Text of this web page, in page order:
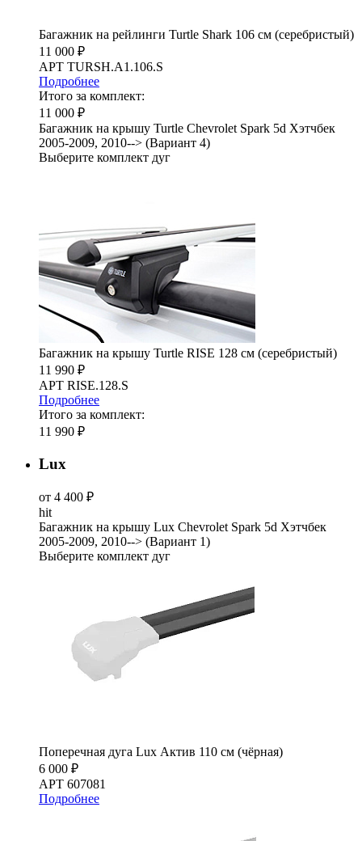
Багажник на рейлинги Turtle Shark 106 см (серебристый)
11 000 ₽
АРТ TURSH.A1.106.S
Подробнее
Итого за комплект:
11 000 ₽
Багажник на крышу Turtle Chevrolet Spark 5d Хэтчбек
2005-2009, 2010--> (Вариант 4)
Выберите комплект дуг
Багажник на крышу Turtle RISE 128 см (серебристый)
11 990 ₽
АРТ RISE.128.S
Подробнее
Итого за комплект:
11 990 ₽
Lux
от 4 400 ₽
hit
Багажник на крышу Lux Chevrolet Spark 5d Хэтчбек
2005-2009, 2010--> (Вариант 1)
Выберите комплект дуг
Поперечная дуга Lux Актив 110 см (чёрная)
6 000 ₽
АРТ 607081
Подробнее